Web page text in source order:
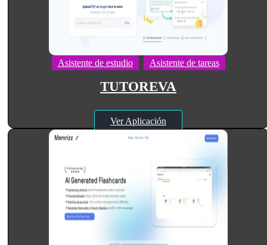
Asistente de estudio Asistente de tareas
TUTOREVA
Ver Aplicación